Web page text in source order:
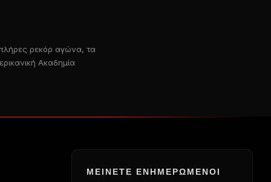
πλήρες ρεκόρ αγώνα, τα
Ακαδημία
ΜΕΊΝΕΤΕ ΕΝΗΜΕΡΩΜΈΝΟΙ